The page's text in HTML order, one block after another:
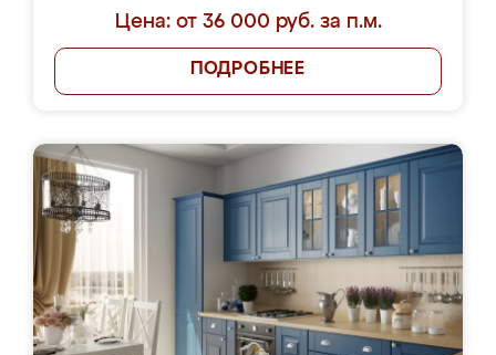
Цена: от 36 000 руб. за п.м.
ПОДРОБНЕЕ